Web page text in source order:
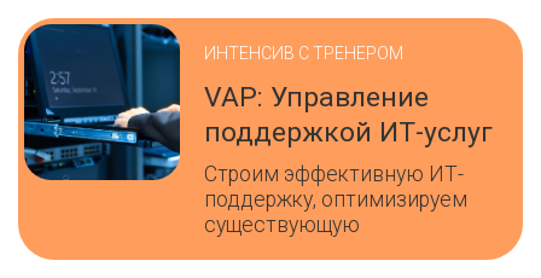
ИНТЕНСИВ С ТРЕНЕРОМ
VAP: Управление
поддержкой ИТ-услуг
Строим эффективную ИТ-
поддержку, оптимизируем
существующую